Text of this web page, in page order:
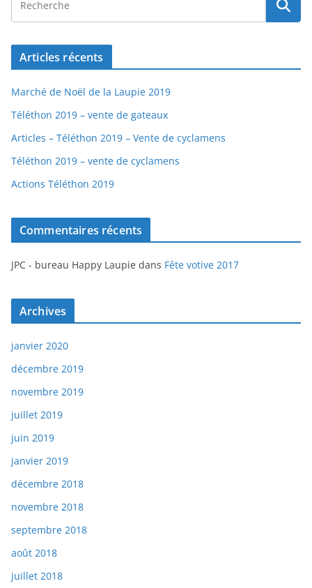
Articles récents
Marché de Noël de la Laupie 2019
Téléthon 2019 – vente de gateaux
Articles – Téléthon 2019 – Vente de cyclamens
Téléthon 2019 – vente de cyclamens
Actions Téléthon 2019
Commentaires récents
JPC - bureau Happy Laupie dans Fête votive 2017
Archives
janvier 2020
décembre 2019
novembre 2019
juillet 2019
juin 2019
janvier 2019
décembre 2018
novembre 2018
septembre 2018
août 2018
juillet 2018